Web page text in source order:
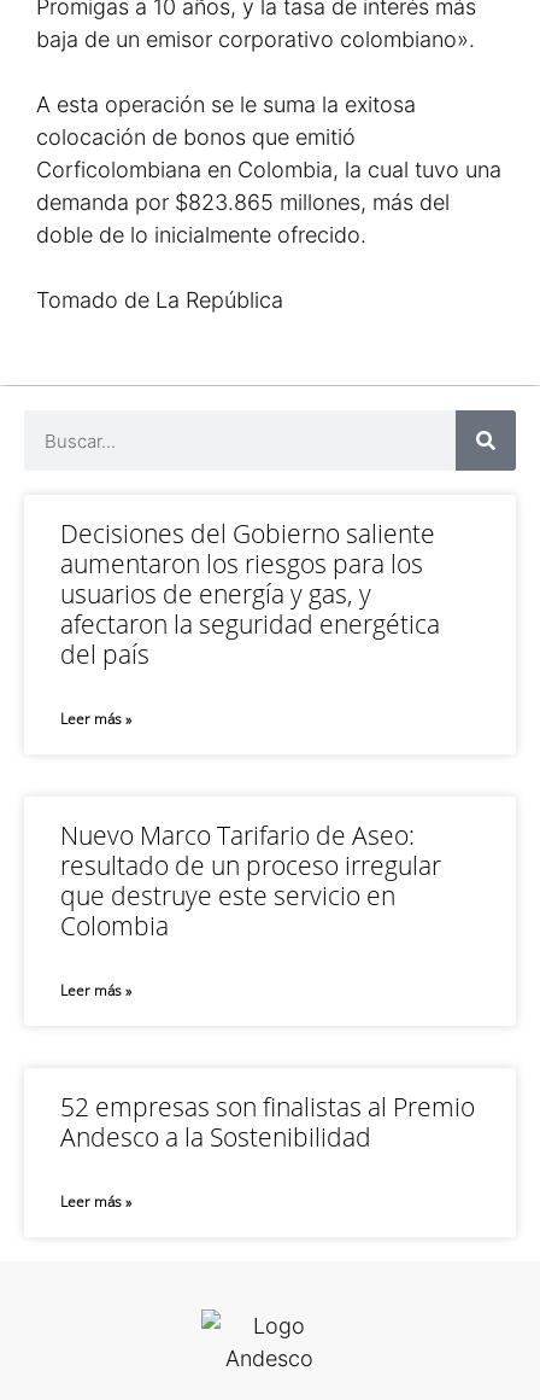
Promigas a 10 años, y la tasa de interés más
baja de un emisor corporativo colombiano».
A esta operación se le suma la exitosa
colocación de bonos que emitió
Corficolombiana en Colombia, la cual tuvo una
demanda por $823.865 millones, más del
doble de lo inicialmente ofrecido.
Tomado de La República
Decisiones del Gobierno saliente
aumentaron los riesgos para los
usuarios de energía y gas, y
afectaron la seguridad energética
del país
Leer más »
Nuevo Marco Tarifario de Aseo:
resultado de un proceso irregular
que destruye este servicio en
Colombia
Leer más »
52 empresas son finalistas al Premio
Andesco a la Sostenibilidad
Leer más »